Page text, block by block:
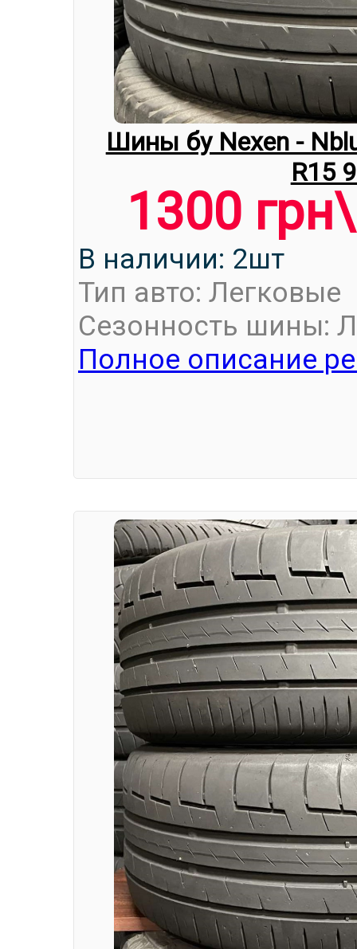
Шины бу Nexen -
R15
1300
В наличии: 2шт
Тип авто: Легковые
Сезонность шины:
Полное описание